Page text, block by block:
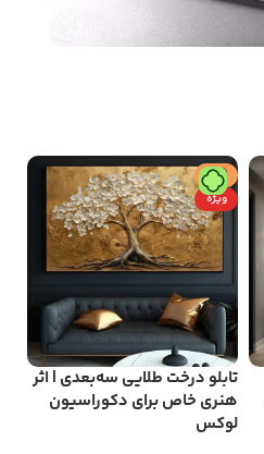
حراج
ویژه
تابلو درخت طلایی سه‌بعدی | اثر
هنری خاص برای دکوراسیون
لوکس